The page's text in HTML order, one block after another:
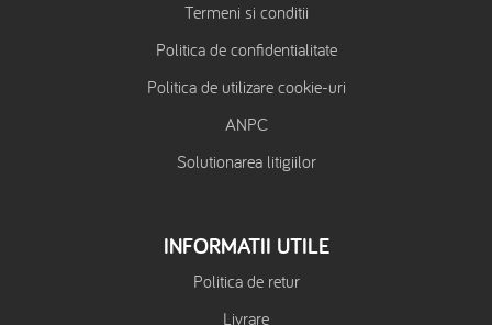
Termeni si conditii
Politica de confidentialitate
Politica de utilizare cookie-uri
ANPC
Solutionarea litigiilor
INFORMATII UTILE
Politica de retur
Livrare